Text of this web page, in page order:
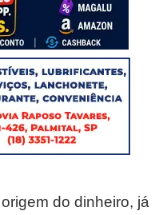
do dinheiro, já